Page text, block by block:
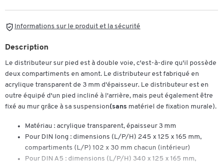
Informations sur le produit et la sécurité
Description
Le distributeur sur pied est à double voie, c'est-à-dire qu'il possède
deux compartiments en amont. Le distributeur est fabriqué en
acrylique transparent de 3 mm d'épaisseur. Le distributeur est en
outre équipé d'un pied incliné à l'arrière, mais peut également être
fixé au mur grâce à sa suspension(sans matériel de fixation murale).
Matériau : acrylique transparent, épaisseur 3 mm
Pour DIN long : dimensions (L/P/H) 245 x 125 x 165 mm,
compartiments (L/P) 102 x 30 mm chacun (intérieur)
Pour DIN A5 : dimensions (L/P/H) 340 x 125 x 165 mm,